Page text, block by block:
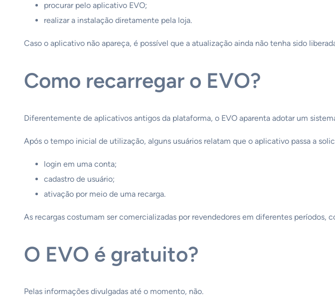
procurar pelo aplicativo EVO;
realizar a instalação diretamente pela loja.
Caso o aplicativo não apareça, é possível que a atualização ainda não tenha sido
Como recarregar o EVO?
Diferentemente de aplicativos antigos da plataforma, o EVO aparenta adotar um
Após o tempo inicial de utilização, alguns usuários relatam que o aplicativo passa a
login em uma conta;
cadastro de usuário;
ativação por meio de uma recarga.
As recargas costumam ser comercializadas por revendedores em diferentes períodos,
O EVO é gratuito?
Pelas informações divulgadas até o momento, não.